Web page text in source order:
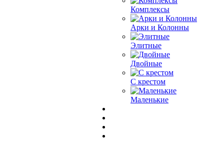
Комплексы
Арки и Колонны
Элитные
Двойные
С крестом
Маленькие